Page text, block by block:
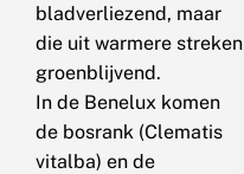
bladverliezend, maar
die uit warmere streken
groenblijvend.
In de Benelux komen
de bosrank (Clematis
vitalba) en de